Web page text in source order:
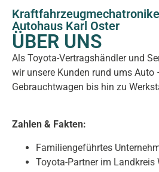
Autohaus Karl Oster
ÜBER UNS
Als Toyota-Vertragshändler und
wir unsere Kunden rund ums Auto
Gebrauchtwagen bis hin zu
Zahlen & Fakten:
Familiengeführtes
Toyota-Partner im Landkreis